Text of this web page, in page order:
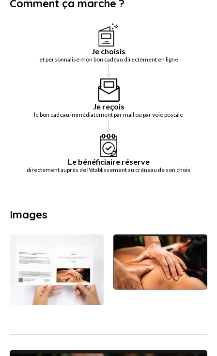
Comment ça marche ?
Je choisis
et personnalise mon bon cadeau directement en ligne
Je reçois
le bon cadeau immédiatement par mail ou par voie postale
Le bénéficiaire réserve
directement auprès de l'établissement au créneau de son choix
Images